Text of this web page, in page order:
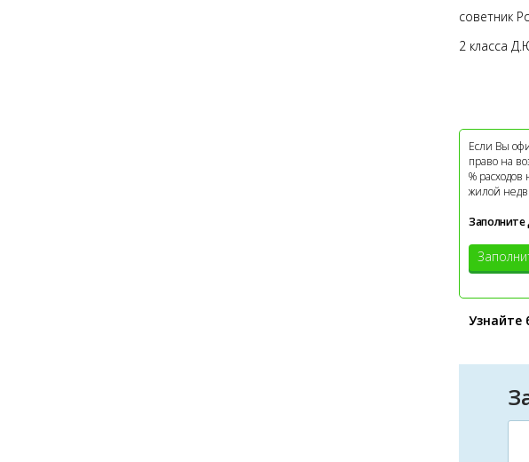
советник
2 класса
Если Вы
право на
%
жилой
Заполните
Узнайте